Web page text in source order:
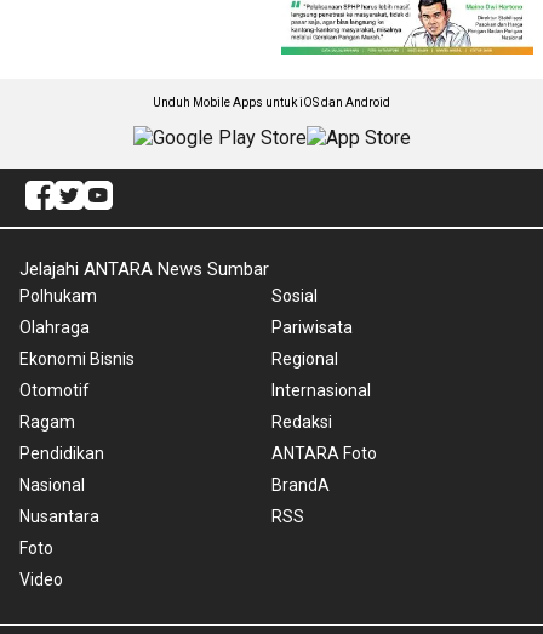
Unduh Mobile Apps untuk iOS dan Android
Jelajahi ANTARA News Sumbar
Polhukam
Olahraga
Ekonomi Bisnis
Otomotif
Ragam
Pendidikan
Nasional
Nusantara
Foto
Video
Sosial
Pariwisata
Regional
Internasional
Redaksi
ANTARA Foto
BrandA
RSS